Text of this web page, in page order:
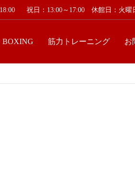
祝日：13:00～17:00 休館日：火曜
BOXING 筋力トレーニング お